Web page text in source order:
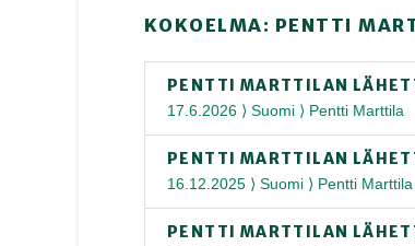
KOKOELMA: PENTTI
PENTTI MARTTILAN
17.6.2026 ⟩ Suomi ⟩ Pentti Marttila
PENTTI MARTTILAN
16.12.2025 ⟩ Suomi ⟩ Pentti Marttila
PENTTI MARTTILAN